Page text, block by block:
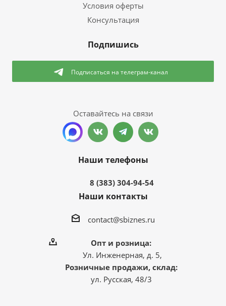
Условия оферты
Консультация
Подпишись
Подписаться на телеграм-канал
Оставайтесь на связи
Наши телефоны
8 (383) 304-94-54
Наши контакты
contact@sbiznes.ru
Опт и розница:
Ул. Инженерная, д. 5,
Розничные продажи, склад:
ул. Русская, 48/3